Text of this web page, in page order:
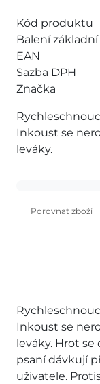
Kód produktu
Balení základní
EAN
Sazba DPH
Značka
Inkoust se
leváky.
Porovnat zboží
Inkoust se
leváky. Hrot
psaní dávkují
uživatele.